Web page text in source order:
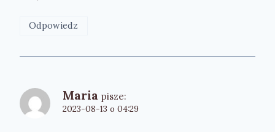
Odpowiedz
Maria pisze:
2023-08-13 o 04:29